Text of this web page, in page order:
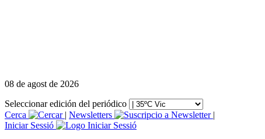
08 de agost de 2026
Seleccionar edición del periódico
Cerca
| Newsletters
|
Iniciar Sessió